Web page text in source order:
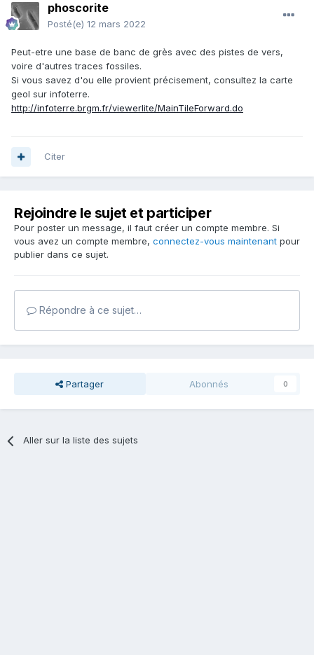
phoscorite
Posté(e) 12 mars 2022
Peut-etre une base de banc de grès avec des pistes de vers,
voire d'autres traces fossiles.
Si vous savez d'ou elle provient précisement, consultez la carte
geol sur infoterre.
http://infoterre.brgm.fr/viewerlite/MainTileForward.do
Citer
Rejoindre le sujet et participer
Pour poster un message, il faut créer un compte membre. Si
vous avez un compte membre, connectez-vous maintenant pour
publier dans ce sujet.
Répondre à ce sujet…
Partager Abonnés 0
Aller sur la liste des sujets